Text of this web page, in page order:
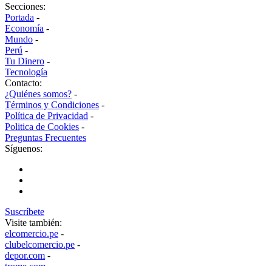
Secciones:
Portada -
Economía -
Mundo -
Perú -
Tu Dinero -
Tecnología
Contacto:
¿Quiénes somos? -
Términos y Condiciones -
Política de Privacidad -
Politica de Cookies -
Preguntas Frecuentes
Síguenos:
Suscríbete
Visite también:
elcomercio.pe -
clubelcomercio.pe -
depor.com -